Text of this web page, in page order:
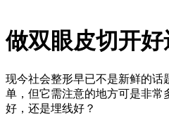
做双眼皮切开
现今社会整形早已不是新鲜的话
单，但它需注意的地方可是非常
好，还是埋线好？